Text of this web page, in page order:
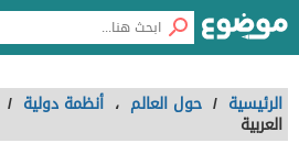
الرئيسية / حول العالم ، أنظمة دولية /
العربية